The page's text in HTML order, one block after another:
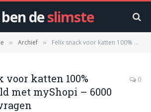
deslimste
» Archief » Felix snack voor katten 100% terugbetaald met myShopi – 6000 eerste aanvragen
voor katten 100%
met myShopi – 6000
0